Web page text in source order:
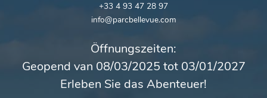
+33 4 93 47 28 97
info@parcbellevue.com
Öffnungszeiten:
Geopend van 08/03/2025 tot 03/01/2027
Erleben Sie das Abenteuer!